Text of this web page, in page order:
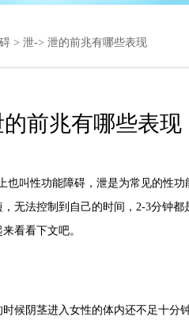
> 泄-> 泄的前兆有哪些表现
的前兆有哪些表现
也叫性功能障碍，泄是为常见的性
无法控制到自己的时间，2-3分钟都
看看下文吧。
阴茎进入女性的体内还不足十分